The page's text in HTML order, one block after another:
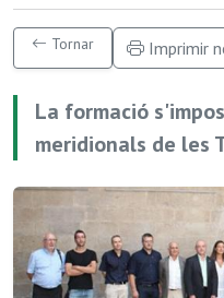
Tornar Imprimir
La formació
meridionals de les